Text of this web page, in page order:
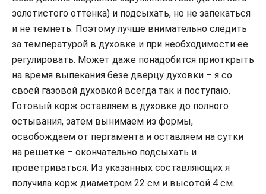
золотистого оттенка) и подсыхать, но не запекаться
и не темнеть. Поэтому лучше внимательно следить
за температурой в духовке и при необходимости ее
регулировать. Может даже понадобится приоткрыть
на время выпекания безе дверцу духовки – я со
своей газовой духовкой всегда так и поступаю.
Готовый корж оставляем в духовке до полного
остывания, затем вынимаем из формы,
освобождаем от пергамента и оставляем на сутки
на решетке – окончательно подсыхать и
проветриваться. Из указанных составляющих я
получила корж диаметром 22 см и высотой 4 см.